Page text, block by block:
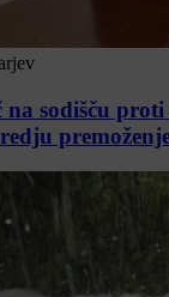
sodišču